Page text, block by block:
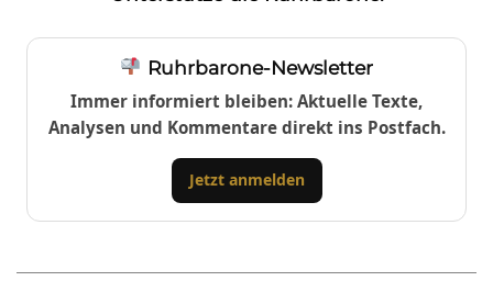
Ruhrbarone-Newsletter
Immer informiert bleiben: Aktuelle Texte,
Analysen und Kommentare direkt ins Postfach.
Jetzt anmelden